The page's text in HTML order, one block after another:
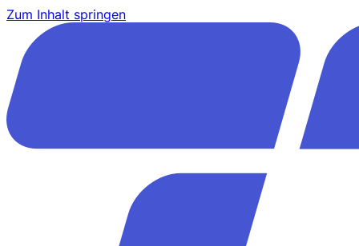
Zum Inhalt springen